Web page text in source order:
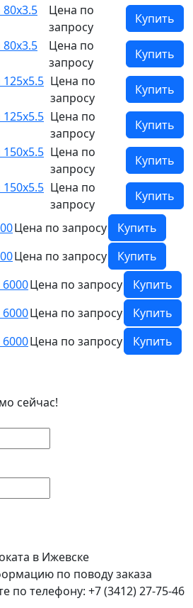
Цена по
запросу
Купить
Цена по
запросу
Купить
Цена по
запросу
Купить
Цена по
запросу
Купить
Цена по
запросу
Купить
Цена по
запросу
Купить
Цена по запросу
Купить
Цена по запросу
Купить
Цена по запросу
Купить
Цена по запросу
Купить
Цена по запросу
Купить
сейчас!
в Ижевске
по поводу заказа
по телефону: +7 (3412) 27-75-46